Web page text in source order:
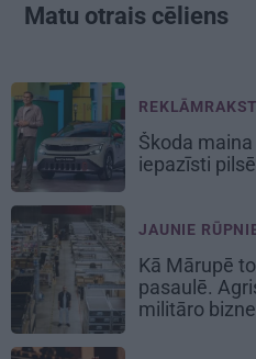
Matu otrais cēliens
Škoda
iepazīsti
JAUNIE
Kā Mārupē
pasaulē.
militāro